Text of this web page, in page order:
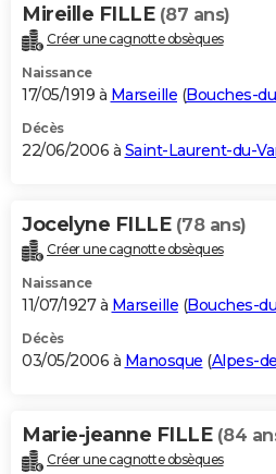
Mireille FILLE (87 ans)
Créer une cagnotte obsèques
Naissance
17/05/1919 à Marseille (Bouches-
Décès
22/06/2006 à Saint-Laurent-du-
Jocelyne FILLE (78 ans)
Créer une cagnotte obsèques
Naissance
11/07/1927 à Marseille (Bouches-
Décès
03/05/2006 à Manosque (Alpes-
Marie-jeanne FILLE (84
Créer une cagnotte obsèques